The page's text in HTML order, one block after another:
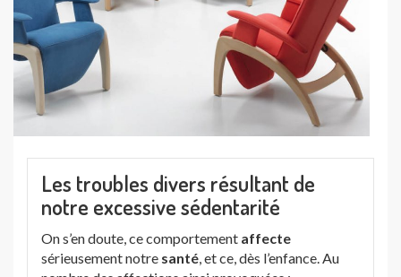
Les troubles divers résultant de
notre excessive sédentarité
On s’en doute, ce comportement affecte
sérieusement notre santé , et ce, dès l’enfance. Au